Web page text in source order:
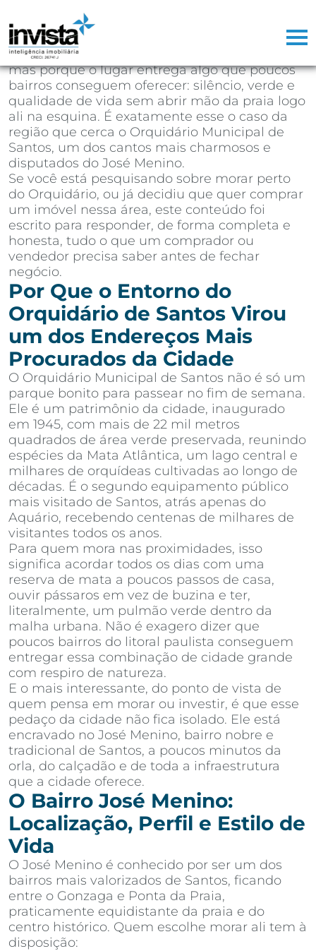
corretor de imóveis na Baixada Santista,
aprendi que existem regiões que vendem
sozinhas. Não porque o marketing seja bom,
mas porque o lugar entrega algo que poucos
bairros conseguem oferecer: silêncio, verde e
qualidade de vida sem abrir mão da praia logo
ali na esquina. É exatamente esse o caso da
região que cerca o Orquidário Municipal de
Santos, um dos cantos mais charmosos e
disputados do José Menino.
Se você está pesquisando sobre morar perto
do Orquidário, ou já decidiu que quer comprar
um imóvel nessa área, este conteúdo foi
escrito para responder, de forma completa e
honesta, tudo o que um comprador ou
vendedor precisa saber antes de fechar
negócio.
Por Que o Entorno do
Orquidário de Santos Virou
um dos Endereços Mais
Procurados da Cidade
O Orquidário Municipal de Santos não é só um
parque bonito para passear no fim de semana.
Ele é um patrimônio da cidade, inaugurado
em 1945, com mais de 22 mil metros
quadrados de área verde preservada, reunindo
espécies da Mata Atlântica, um lago central e
milhares de orquídeas cultivadas ao longo de
décadas. É o segundo equipamento público
mais visitado de Santos, atrás apenas do
Aquário, recebendo centenas de milhares de
visitantes todos os anos.
Para quem mora nas proximidades, isso
significa acordar todos os dias com uma
reserva de mata a poucos passos de casa,
ouvir pássaros em vez de buzina e ter,
literalmente, um pulmão verde dentro da
malha urbana. Não é exagero dizer que
poucos bairros do litoral paulista conseguem
entregar essa combinação de cidade grande
com respiro de natureza.
E o mais interessante, do ponto de vista de
quem pensa em morar ou investir, é que esse
pedaço da cidade não fica isolado. Ele está
encravado no José Menino, bairro nobre e
tradicional de Santos, a poucos minutos da
orla, do calçadão e de toda a infraestrutura
que a cidade oferece.
O Bairro José Menino:
Localização, Perfil e Estilo de
Vida
O José Menino é conhecido por ser um dos
bairros mais valorizados de Santos, ficando
entre o Gonzaga e Ponta da Praia,
praticamente equidistante da praia e do
centro histórico. Quem escolhe morar ali tem à
disposição: